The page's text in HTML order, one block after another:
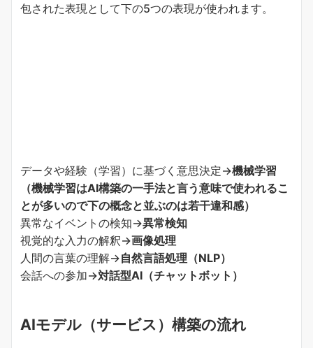
包された表現として下の5つの表現が使われます。
データや経験（学習）に基づく意思決定→機械学習
（機械学習はAI構築の一手法と言う意味で使われるこ
とが多いので下の概念と並ぶのは若干違和感）
異常なイベントの検知→異常検知
視覚的な入力の解釈→画像処理
人間の言葉の理解→自然言語処理（NLP）
会話への参加→対話型AI（チャットボット）
AIモデル（サービス）構築の流れ